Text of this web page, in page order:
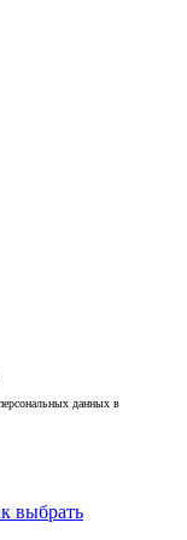
данных в
выбрать